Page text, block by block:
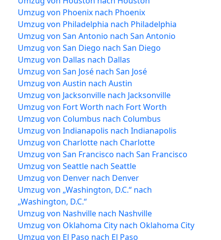
Umzug von Phoenix nach Phoenix
Umzug von Philadelphia nach Philadelphia
Umzug von San Antonio nach San Antonio
Umzug von San Diego nach San Diego
Umzug von Dallas nach Dallas
Umzug von San José nach San José
Umzug von Austin nach Austin
Umzug von Jacksonville nach Jacksonville
Umzug von Fort Worth nach Fort Worth
Umzug von Columbus nach Columbus
Umzug von Indianapolis nach Indianapolis
Umzug von Charlotte nach Charlotte
Umzug von San Francisco nach San Francisco
Umzug von Seattle nach Seattle
Umzug von Denver nach Denver
Umzug von „Washington, D.C.“ nach
„Washington, D.C.“
Umzug von Nashville nach Nashville
Umzug von Oklahoma City nach Oklahoma City
Umzug von El Paso nach El Paso